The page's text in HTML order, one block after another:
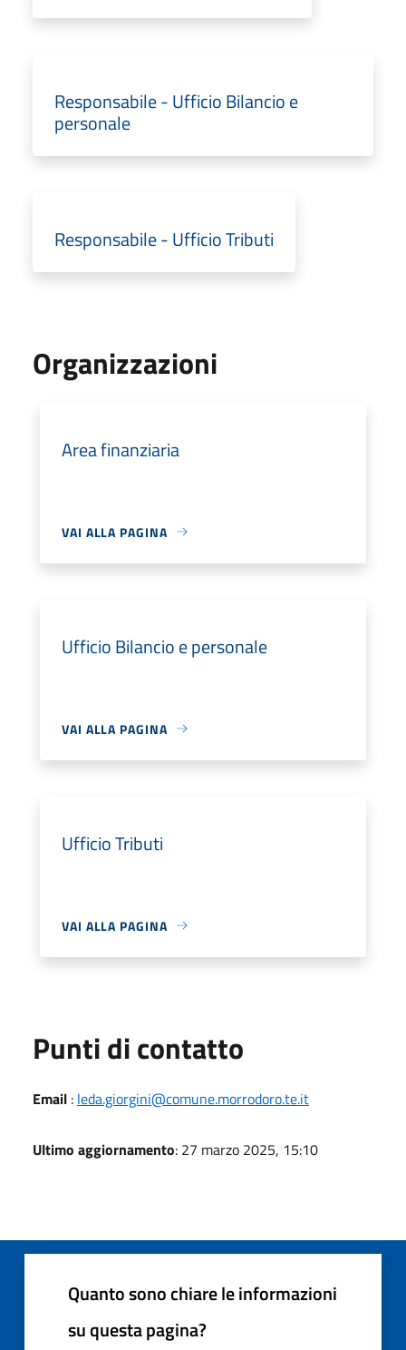
Responsabile - Ufficio Bilancio e
personale
Responsabile - Ufficio Tributi
Organizzazioni
Area finanziaria
VAI ALLA PAGINA
Ufficio Bilancio e personale
VAI ALLA PAGINA
Ufficio Tributi
VAI ALLA PAGINA
Punti di contatto
Email : leda.giorgini@comune.morrodoro.te.it
Ultimo aggiornamento: 27 marzo 2025, 15:10
Quanto sono chiare le informazioni
su questa pagina?